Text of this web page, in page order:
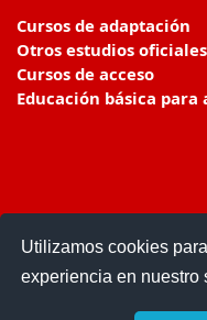
Utilizamos cookies
experiencia en nuestro
Cursos de adaptación
Otros estudios oficiales
Cursos de acceso
Educación básica para